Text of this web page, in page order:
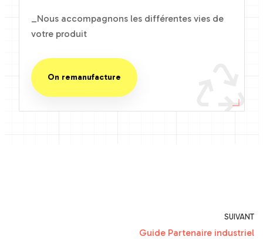
_Nous accompagnons les différentes vies de
votre produit
On remanufacture
SUIVANT
Guide Partenaire industriel